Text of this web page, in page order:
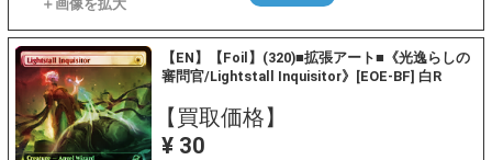
【EN】【Foil】(320)■拡張アート■《光逸らしの
審問官/Lightstall Inquisitor》[EOE-BF] 白R
【買取価格】
¥ 30